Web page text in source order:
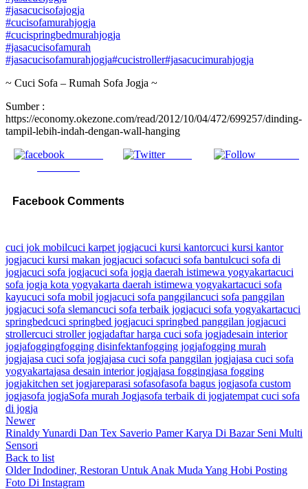
#jasacucisofajogja
#cucisofamurahjogja
#cucispringbedmurahjogja
#jasacucisofamurah
#jasacucisofamurahjogja#cucistroller#jasacucimurahjogja
~ Cuci Sofa – Rumah Sofa Jogja ~
Sumber :
https://economy.okezone.com/read/2012/10/04/472/699257/dinding-
tampil-lebih-indah-dengan-wall-hanging
Tweet
Facebook Comments
cuci jok mobilcuci karpet jogjacuci kursi kantorcuci kursi kantor
jogjacuci kursi makan jogjacuci sofacuci sofa bantulcuci sofa di
jogjacuci sofa jogjacuci sofa jogja daerah istimewa yogyakartacuci
sofa jogja kota yogyakarta daerah istimewa yogyakartacuci sofa
kayucuci sofa mobil jogjacuci sofa panggilancuci sofa panggilan
jogjacuci sofa slemancuci sofa terbaik jogjacuci sofa yogyakartacuci
springbedcuci springbed jogjacuci springbed panggilan jogjacuci
strollercuci stroller jogjadaftar harga cuci sofa jogjadesain interior
jogjafoggingfogging disinfektanfogging jogjafogging murah
jogjajasa cuci sofa jogjajasa cuci sofa panggilan jogjajasa cuci sofa
yogyakartajasa desain interior jogjajasa foggingjasa fogging
jogjakitchen set jogjareparasi sofasofasofa bagus jogjasofa custom
jogjasofa jogjaSofa murah Jogjasofa terbaik di jogjatempat cuci sofa
di jogja
Newer
Rinaldy Yunardi Dan Tex Saverio Pamer Karya Di Bazar Seni Multi
Sensori
Back to list
Older Indodiner, Restoran Untuk Anak Muda Yang Hobi Posting
Foto Di Instagram